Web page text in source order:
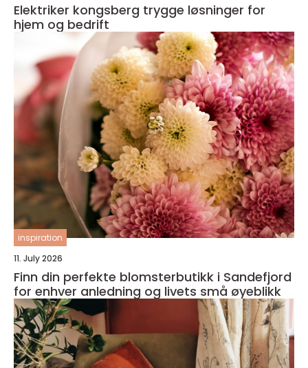
Elektriker kongsberg trygge løsninger for
hjem og bedrift
inspiration
11. July 2026
Finn din perfekte blomsterbutikk i Sandefjord
for enhver anledning og livets små øyeblikk